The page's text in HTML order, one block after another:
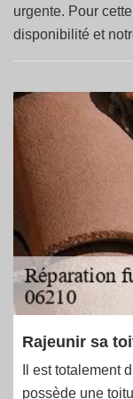
urgente. Pour
disponibilité et
Rajeunir sa
Il est totalement
possède une